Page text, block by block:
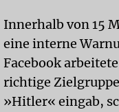
Innerhalb von 15
eine interne
Facebook
richtige
»Hitler« eingab,